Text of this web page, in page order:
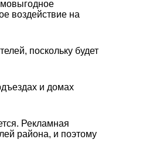
воздействие на
поскольку будет
и домах
Рекламная
района, и поэтому